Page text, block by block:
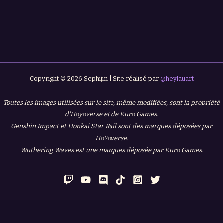
Copyright © 2026 Sephijin | Site réalisé par @heylauart
Toutes les images utilisées sur le site, même modifiées, sont la propriété
d'Hoyoverse et de Kuro Games.
Genshin Impact et Honkai Star Rail sont des marques déposées par
HoYoverse.
Wuthering Waves est une marques déposée par Kuro Games.